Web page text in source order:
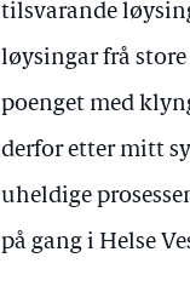
tilsvarande
løysingar frå
poenget med
derfor etter mitt
uheldige
på gang i Helse